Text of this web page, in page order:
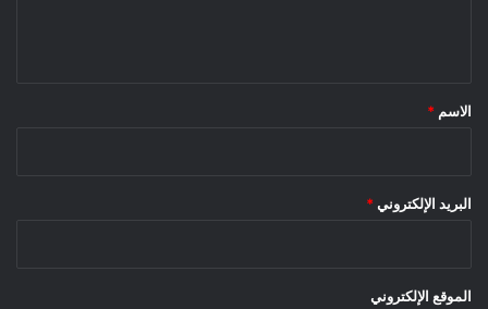
*
الاسم *
البريد الإلكتروني *
الموقع الإلكتروني